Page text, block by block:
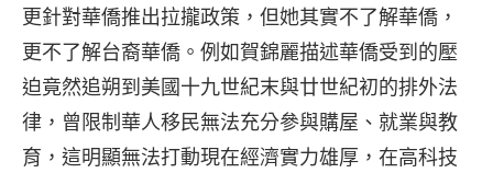
更針對華僑推出拉攏政策，但她其實不了解華僑，
更不了解台裔華僑。例如賀錦麗描述華僑受到的壓
迫竟然追朔到美國十九世紀末與廿世紀初的排外法
律，曾限制華人移民無法充分參與購屋、就業與教
育，這明顯無法打動現在經濟實力雄厚，在高科技